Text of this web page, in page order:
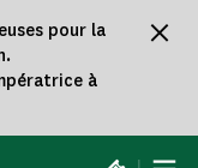
pour la
à